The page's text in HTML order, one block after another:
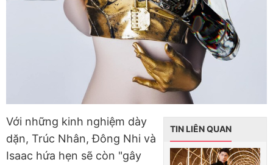
TIN LIÊN QUAN
Với những kinh nghiệm dày
dặn, Trúc Nhân, Đông Nhi và
Isaac hứa hẹn sẽ còn "gây